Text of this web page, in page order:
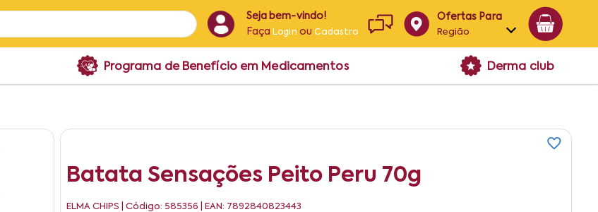
Seja bem-vindo!
Faça Login ouCadastro
Ofertas Para
Região
Alagoas
Programa de Benefício em Medicamentos Derma club
Batata Sensações Peito Peru 70g
ELMA CHIPS | Código: 585356 | EAN: 7892840823443